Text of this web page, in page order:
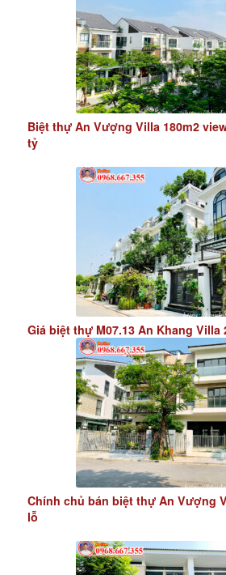
Biệt thự An Vượng Villa 180m2
tỷ
Giá biệt thự M07.13 An Khang Villa
Chính chủ bán biệt thự An Vượng
lỗ